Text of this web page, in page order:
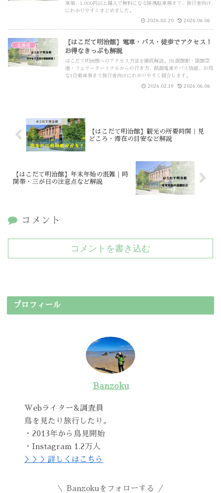
車場、1,000円以上購入で無料になる提携駐車場まで、旅行者向け
にわかりやすくまとめました。
2026.02.20 2026.06.06
北海道
【はこだて明治館】電車・バス・徒歩でアクセス！
お得なきっぷも解説
はこだて明治館へのアクセス方法を徹底解説。JR函館駅・函館空
港・フェリーターミナルからの行き方、路面電車やバス情報、お得
な1日乗車券まで旅行者向けにわかりやすく紹介します。
2026.02.19 2026.06.06
【はこだて明治館】観光の所要時間｜見
どころ・滞在の目安など解説
【はこだて明治館】年末年始の混雑｜時
間帯・三が日の注意点など解説
コメント
コメントを書き込む
プロフィール
Banzoku
Webライター&調査員
鳥を見たり旅行したり。
・2013年から鳥見開始
・Instagram 1.2万人
＞＞＞詳しくはこちら
Banzokuをフォローする